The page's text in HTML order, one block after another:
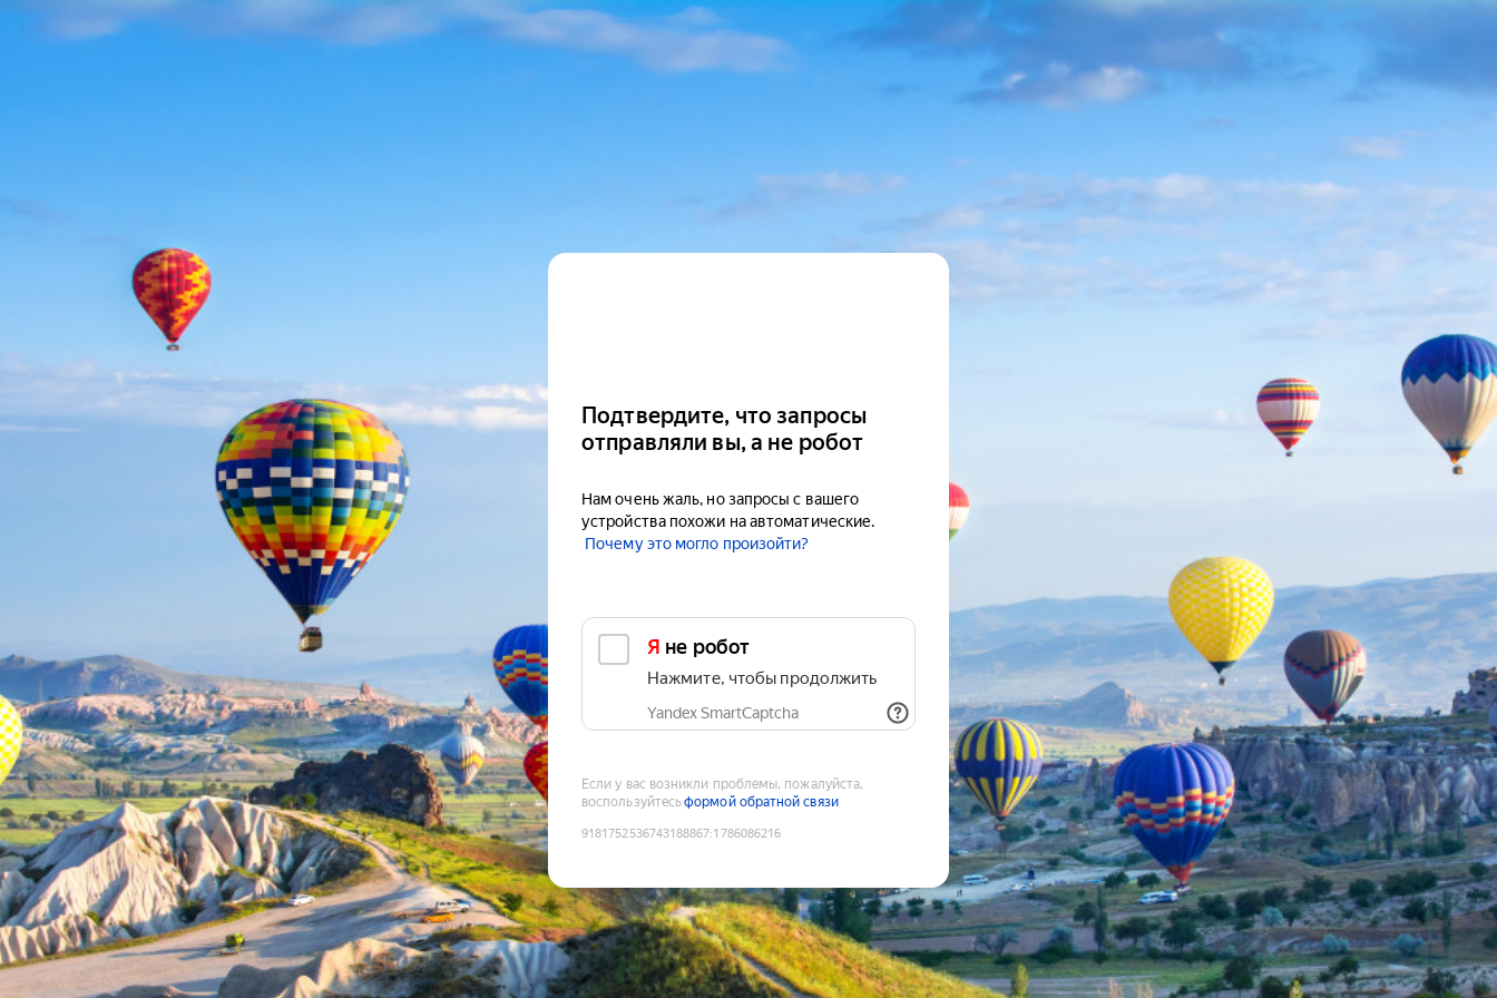
Подтвердите, что запросы
отправляли вы, а не робот
Нам очень жаль, но запросы с вашего
устройства похожи на автоматические.
Почему это могло произойти?
Я не робот
Нажмите, чтобы продолжить
Yandex SmartCaptcha
Если у вас возникли проблемы, пожалуйста,
воспользуйтесьформой обратной связи
9181752536743188867:1786086216